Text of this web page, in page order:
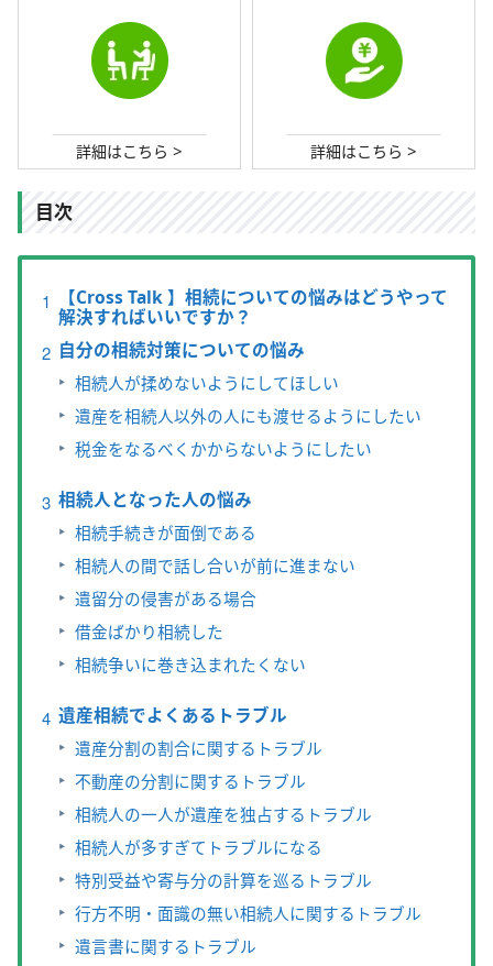
詳細はこちら > 詳細はこちら >
目次
【Cross Talk 】相続についての悩みはどうやって
解決すればいいですか？
自分の相続対策についての悩み
相続人が揉めないようにしてほしい
遺産を相続人以外の人にも渡せるようにしたい
税金をなるべくかからないようにしたい
相続人となった人の悩み
相続手続きが面倒である
相続人の間で話し合いが前に進まない
遺留分の侵害がある場合
借金ばかり相続した
相続争いに巻き込まれたくない
遺産相続でよくあるトラブル
遺産分割の割合に関するトラブル
不動産の分割に関するトラブル
相続人の一人が遺産を独占するトラブル
相続人が多すぎてトラブルになる
特別受益や寄与分の計算を巡るトラブル
行方不明・面識の無い相続人に関するトラブル
遺言書に関するトラブル